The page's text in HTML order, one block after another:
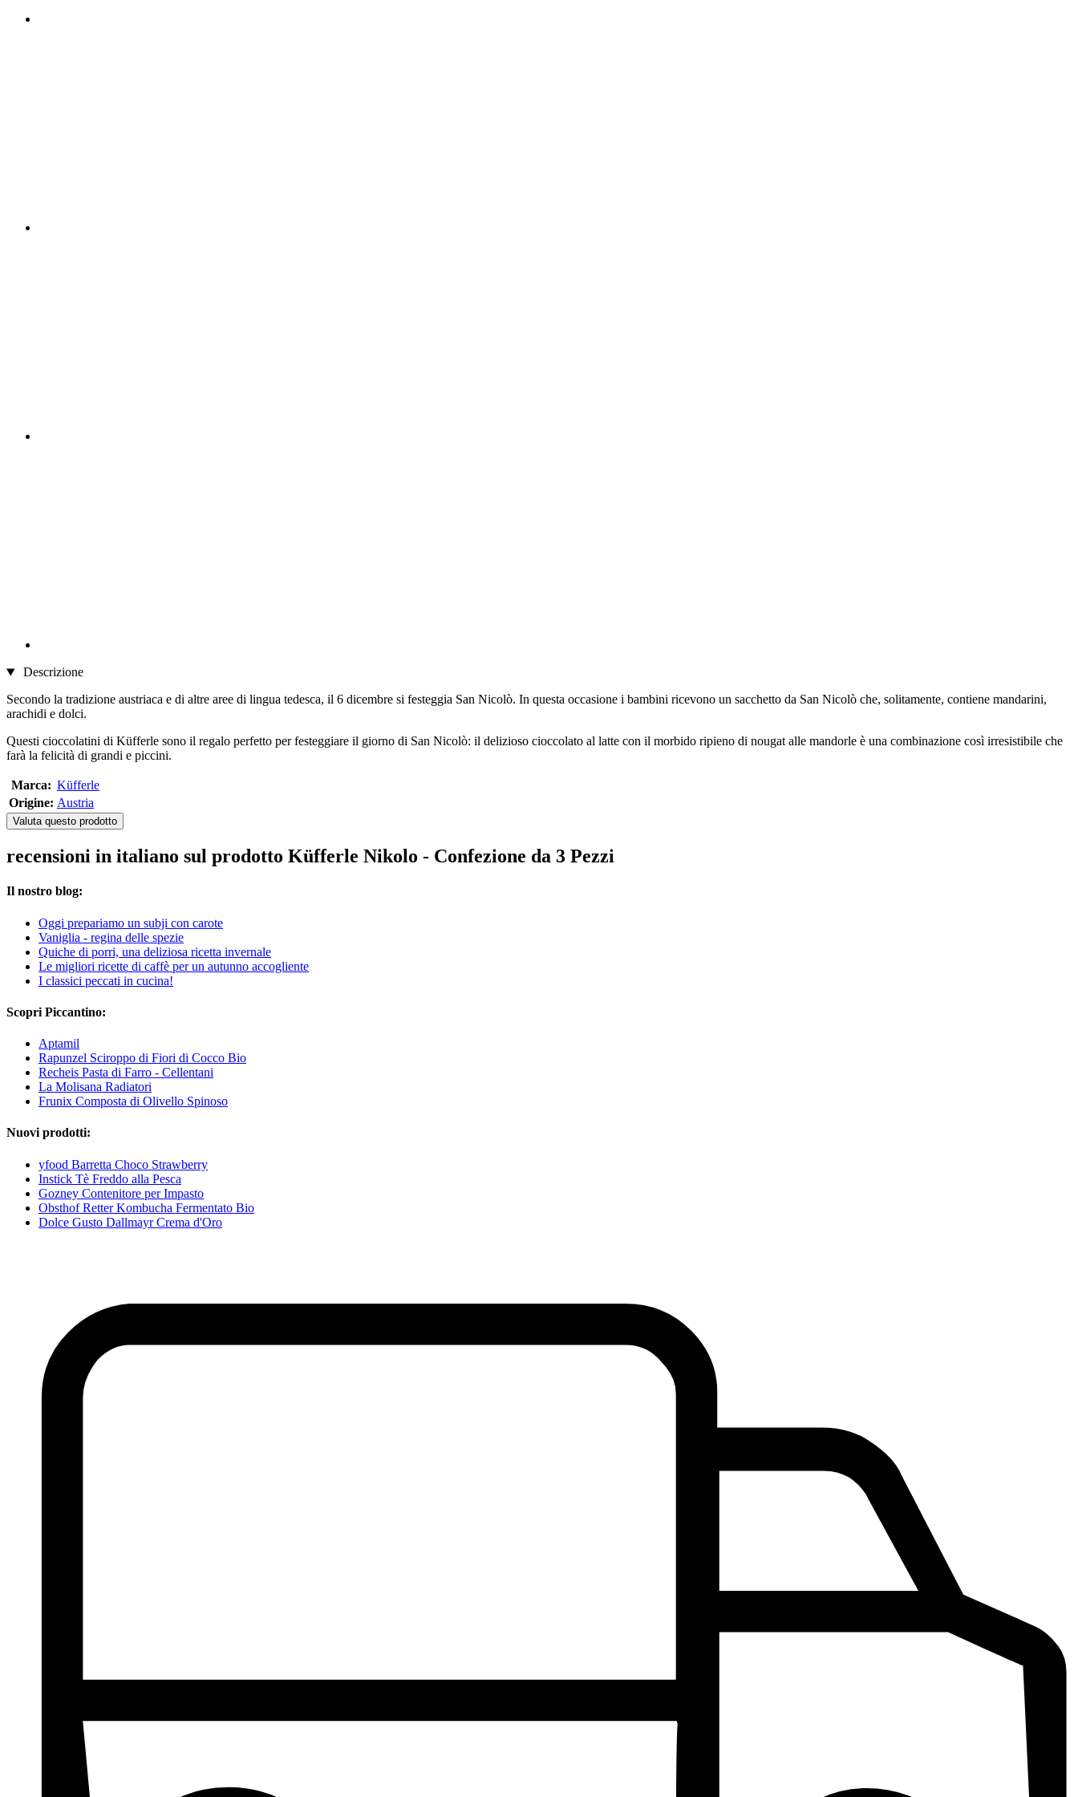
Descrizione
Secondo la tradizione austriaca e di altre aree di lingua tedesca, il 6 dicembre si festeggia San Nicolò. In questa occasione i bambini ricevono un sacchetto da San Nicolò che, solitamente, contiene mandarini,
arachidi e dolci.
Questi cioccolatini di Küfferle sono il regalo perfetto per festeggiare il giorno di San Nicolò: il delizioso cioccolato al latte con il morbido ripieno di nougat alle mandorle è una combinazione così irresistibile che
farà la felicità di grandi e piccini.
Marca: Küfferle
Origine: Austria
Valuta questo prodotto
recensioni in italiano sul prodotto Küfferle Nikolo - Confezione da 3 Pezzi
Il nostro blog:
Oggi prepariamo un subji con carote
Vaniglia - regina delle spezie
Quiche di porri, una deliziosa ricetta invernale
Le migliori ricette di caffè per un autunno accogliente
I classici peccati in cucina!
Scopri Piccantino:
Aptamil
Rapunzel Sciroppo di Fiori di Cocco Bio
Recheis Pasta di Farro - Cellentani
La Molisana Radiatori
Frunix Composta di Olivello Spinoso
Nuovi prodotti:
yfood Barretta Choco Strawberry
Instick Tè Freddo alla Pesca
Gozney Contenitore per Impasto
Obsthof Retter Kombucha Fermentato Bio
Dolce Gusto Dallmayr Crema d'Oro